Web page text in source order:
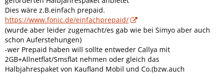
Dies wäre z.B.einfach prepaid.
https://www.fonic.de/einfachprepaid/
(wurde aber leider zugemacht/es gab wie bei Simyo aber auch
schon Auferstehungen)
-wer Prepaid haben will sollte entweder Callya mit
2GB+Allnetflat/Smsflat nehmen oder gleich das
Halbjahrespaket von Kaufland Mobil und Co.(bzw.auch